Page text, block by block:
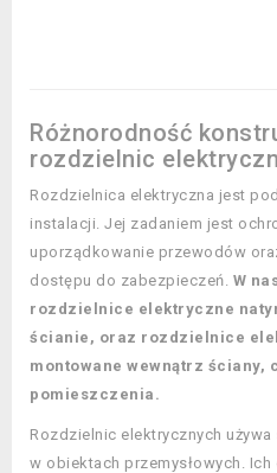
Różnorodność
rozdzielnic
Rozdzielnica elektryczna jest
instalacji. Jej zadaniem jest
uporządkowanie przewodów
dostępu do zabezpieczeń. W
rozdzielnice elektryczne
ścianie, oraz rozdzielnice
montowane wewnątrz ściany,
pomieszczenia.
Rozdzielnic elektrycznych
w obiektach przemysłowych.